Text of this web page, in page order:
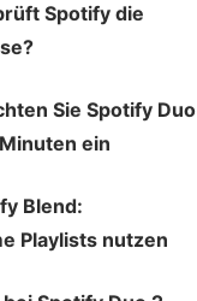
Spotify die
Sie Spotify Duo
ein
Blend:
Playlists nutzen